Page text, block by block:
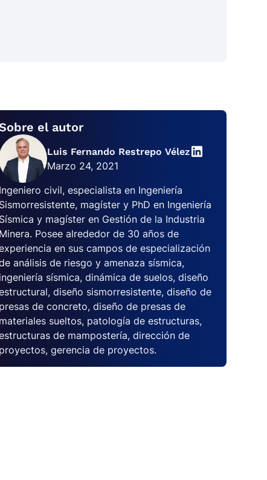
el autor
Luis Fernando Restrepo Vélez
Marzo 24, 2021
Ingeniero civil, especialista en Ingeniería
Sismorresistente, magíster y PhD en Ingeniería
Sísmica y magíster en Gestión de la Industria
Minera. Posee alrededor de 30 años de
en sus campos de especialización
análisis de riesgo y amenaza sísmica,
ingeniería sísmica, dinámica de suelos, diseño
diseño sismorresistente, diseño de
presas de concreto, diseño de presas de
materiales sueltos, patología de estructuras,
de mampostería, dirección de
proyectos, gerencia de proyectos.